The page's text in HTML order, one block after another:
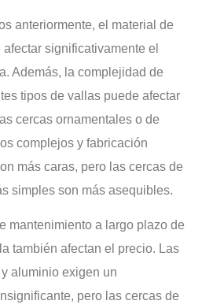
anteriormente, el material de
significativamente el
Además, la complejidad de
tipos de vallas puede afectar
cercas ornamentales o de
complejos y fabricación
más caras, pero las cercas de
simples son más asequibles.
mantenimiento a largo plazo de
también afectan el precio. Las
aluminio exigen un
pero las cercas de